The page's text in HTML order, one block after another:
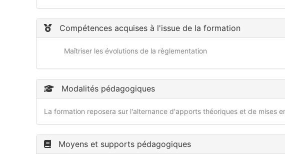
Compétences acquises à l'issue de la formation
Maîtriser les évolutions de la règlementation
Modalités pédagogiques
La formation reposera sur l'alternance d'apports théoriques et de mises
Moyens et supports pédagogiques